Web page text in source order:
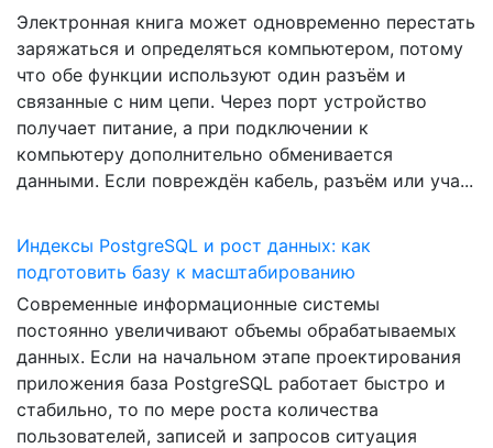
Электронная книга может одновременно перестать
заряжаться и определяться компьютером, потому
что обе функции используют один разъём и
связанные с ним цепи. Через порт устройство
получает питание, а при подключении к
компьютеру дополнительно обменивается
данными. Если повреждён кабель, разъём или уча...
Индексы PostgreSQL и рост данных: как
подготовить базу к масштабированию
Современные информационные системы
постоянно увеличивают объемы обрабатываемых
данных. Если на начальном этапе проектирования
приложения база PostgreSQL работает быстро и
стабильно, то по мере роста количества
пользователей, записей и запросов ситуация